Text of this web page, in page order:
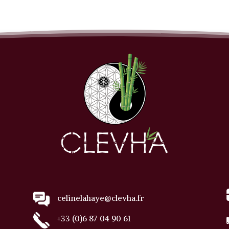
celinelahaye@clevha.fr
+33 (0)6 87 04 90 61